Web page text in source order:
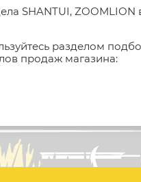
SHANTUI,
разделом
продаж магазина: